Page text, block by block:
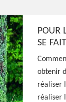
58
POUR
SE
obtenir
réaliser
réaliser